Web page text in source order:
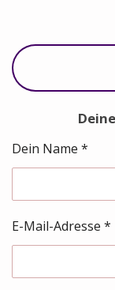
Dein Name *
E-Mail-Adresse *